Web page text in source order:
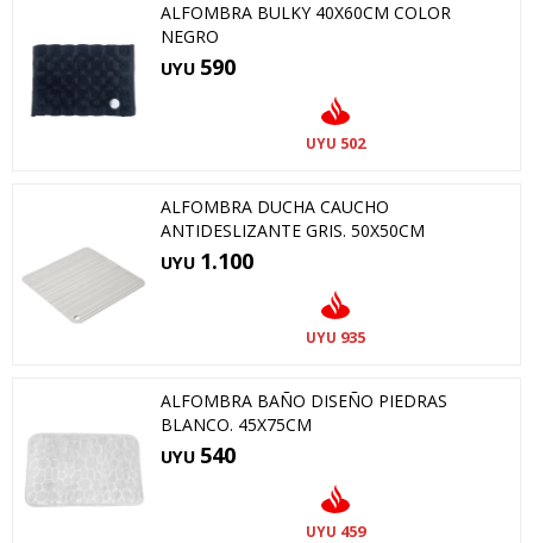
ALFOMBRA BULKY 40X60CM COLOR
NEGRO
UYU 590
UYU 502
ALFOMBRA DUCHA CAUCHO
ANTIDESLIZANTE GRIS. 50X50CM
UYU 1.100
UYU 935
ALFOMBRA BAÑO DISEÑO PIEDRAS
BLANCO. 45X75CM
UYU 540
UYU 459